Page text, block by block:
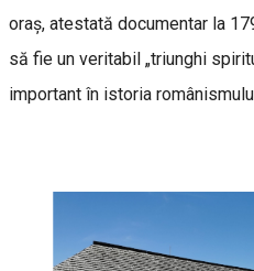
oraș, atestată documentar la
să fie un veritabil „triunghi
important în istoria